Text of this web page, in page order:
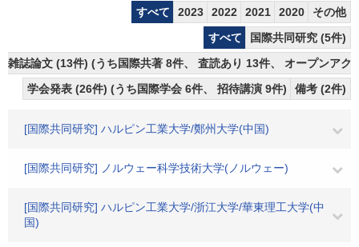
すべて 2023 2022 2021 2020
その他
すべて
国際共同研究 (5件)
雑誌論文 (13件) (うち国際共著 8件、 査読あり 13件、 オープンアク
学会発表 (26件) (うち国際学会 6件、 招待講演 9件)
備考 (2件)
[国際共同研究] ハルピン工業大学/鄭州大学(中国)
[国際共同研究] ノルウェー科学技術大学(ノルウェー)
[国際共同研究] ハルピン工業大学/浙江大学/華東理工大学(中
国)